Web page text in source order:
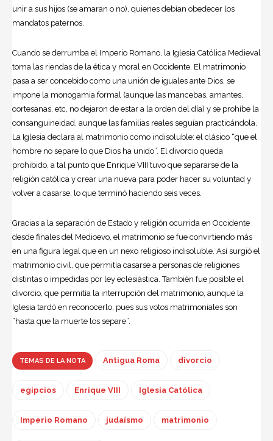
unir a sus hijos (se amaran o no), quienes debían obedecer los
mandatos paternos.
Cuando se derrumba el Imperio Romano, la Iglesia Católica Medieval
toma las riendas de la ética y moral en Occidente. El matrimonio
pasa a ser concebido como una unión de iguales ante Dios, se
impone la monogamia formal (aunque las mancebas, amantes,
cortesanas, etc, no dejaron de estar a la orden del día) y se prohíbe la
consanguineidad, aunque las familias reales seguían practicándola.
La Iglesia declara al matrimonio como indisoluble: el clásico “que el
hombre no separe lo que Dios ha unido”. El divorcio queda
prohibido, a tal punto que Enrique VIII tuvo que separarse de la
religión católica y crear una nueva para poder hacer su voluntad y
volver a casarse, lo que terminó haciendo seis veces.
Gracias a la separación de Estado y religión ocurrida en Occidente
desde finales del Medioevo, el matrimonio se fue convirtiendo más
en una figura legal que en un nexo religioso indisoluble. Así surgió el
matrimonio civil, que permitía casarse a personas de religiones
distintas o impedidas por ley eclesiástica. También fue posible el
divorcio, que permitía la interrupción del matrimonio, aunque la
Iglesia tardó en reconocerlo, pues sus votos matrimoniales son
“hasta que la muerte los separe”.
TEMAS DE LA NOTA Antigua Roma divorcio
egipcios Enrique VIII Iglesia Católica
Imperio Romano judaísmo matrimonio